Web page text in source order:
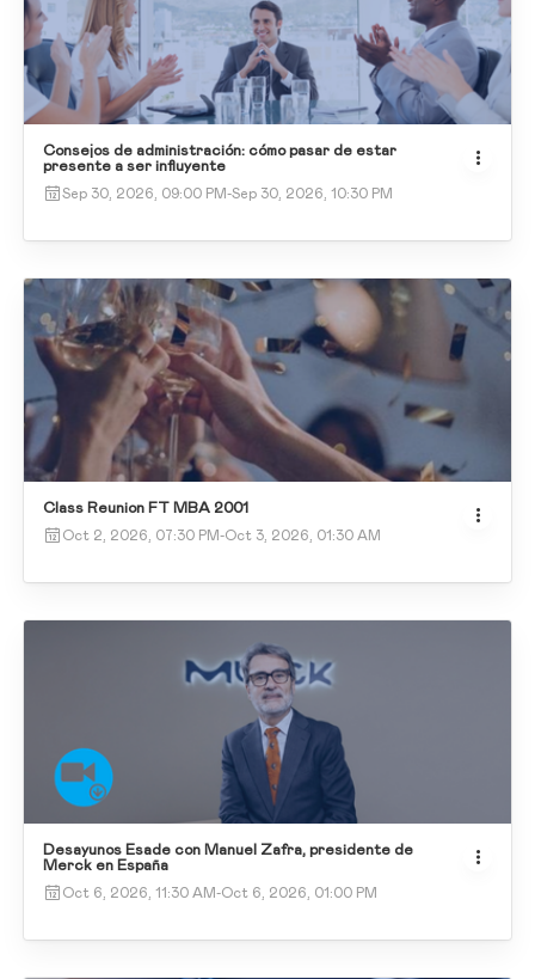
Consejos de administración: cómo pasar de estar
presente a ser influyente
Sep 30, 2026, 09:00 PM-Sep 30, 2026, 10:30 PM
Class Reunion FT MBA 2001
Oct 2, 2026, 07:30 PM-Oct 3, 2026, 01:30 AM
Desayunos Esade con Manuel Zafra, presidente de
Merck en España
Oct 6, 2026, 11:30 AM-Oct 6, 2026, 01:00 PM